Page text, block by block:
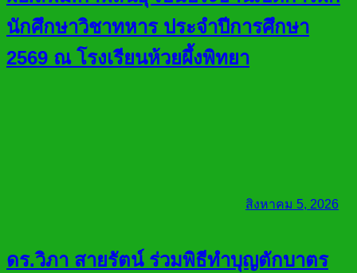
นักศึกษาวิชาทหาร ประจำปีการศึกษา
2569 ณ โรงเรียนห้วยผึ้งพิทยา
สิงหาคม 5, 2026
ดร.วิภา สายรัตน์ ร่วมพิธีทำบุญตักบาตร